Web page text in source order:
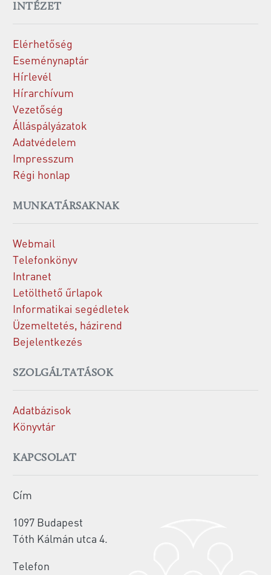
INTÉZET
Elérhetőség
Eseménynaptár
Hírlevél
Hírarchívum
Vezetőség
Álláspályázatok
Adatvédelem
Impresszum
Régi honlap
MUNKATÁRSAKNAK
Webmail
Telefonkönyv
Intranet
Letölthető űrlapok
Informatikai segédletek
Üzemeltetés, házirend
Bejelentkezés
SZOLGÁLTATÁSOK
Adatbázisok
Könyvtár
KAPCSOLAT
Cím
1097 Budapest
Tóth Kálmán utca 4.
Telefon